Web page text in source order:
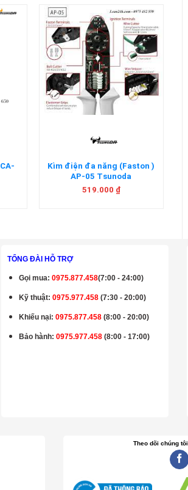
+
Kìm điện đa năng (Faston )
AP-05 Tsunoda
519.000 ₫
TỔNG ĐÀI HỖ TRỢ
Gọi mua:0975.877.458(7:00 - 24:00)
Kỹ thuật:0975.977.458 (7:30 - 20:00)
Khiếu nại: 0975.877.458 (8:00 - 20:00)
Bảo hành:0975.977.458 (8:00 - 17:00)
Theo dõi chúng tôi